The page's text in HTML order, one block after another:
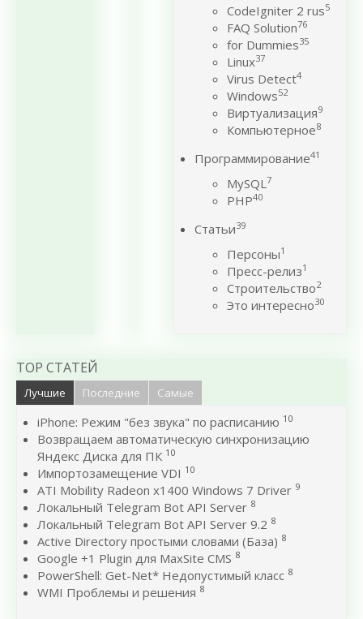
CodeIgniter 2 rus5
FAQ Solution76
for Dummies35
Linux37
Virus Detect4
Windows52
Виртуализация9
Компьютерное8
Программирование41
MySQL7
PHP40
Статьи39
Персоны1
Пресс-релиз1
Строительство2
Это интересно30
TOP СТАТЕЙ
Лучшие Последние Самые
iPhone: Режим "без звука" по расписанию 10
Возвращаем автоматическую синхронизацию
Яндекс Диска для ПК 10
Импортозамещение VDI 10
ATI Mobility Radeon x1400 Windows 7 Driver 9
Локальный Telegram Bot API Server 8
Локальный Telegram Bot API Server 9.2 8
Active Directory простыми словами (База) 8
Google +1 Plugin для MaxSite CMS 8
PowerShell: Get-Net* Недопустимый класс 8
WMI Проблемы и решения 8